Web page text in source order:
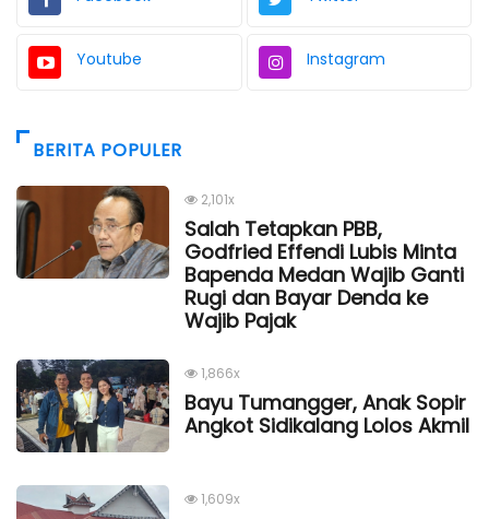
Youtube Instagram
BERITA POPULER
2,101x
Salah Tetapkan PBB,
Godfried Effendi Lubis Minta
Bapenda Medan Wajib Ganti
Rugi dan Bayar Denda ke
Wajib Pajak
1,866x
Bayu Tumangger, Anak Sopir
Angkot Sidikalang Lolos Akmil
1,609x